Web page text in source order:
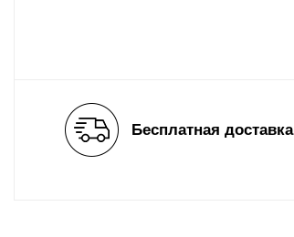
Бесплатная доставка